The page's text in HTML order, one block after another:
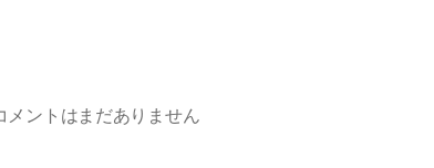
メントはまだありません